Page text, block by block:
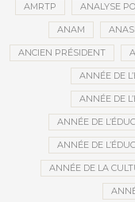
AMRTP ANALYSE
ANAM
ANCIEN PRÉSIDENT
ANNÉE DE
ANNÉE DE
ANNÉE DE
ANNÉE DE
ANNÉE DE LA